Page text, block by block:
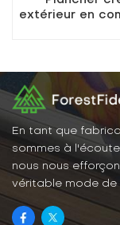
extérieur en
En tant que
sommes à
nous nous
véritable mode de